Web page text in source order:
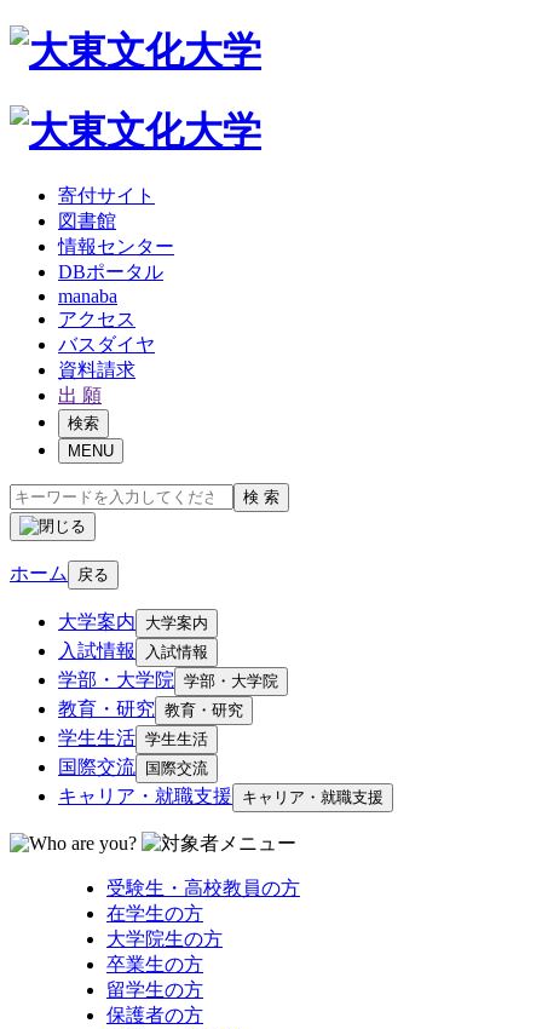
寄付サイト
図書館
情報センター
DBポータル
manaba
アクセス
バスダイヤ
資料請求
出 願
検索
MENU
検 索
ホーム 戻る
大学案内 大学案内
入試情報 入試情報
学部・大学院 学部・大学院
教育・研究 教育・研究
学生生活 学生生活
国際交流 国際交流
キャリア・就職支援 キャリア・就職支援
受験生・高校教員の方
在学生の方
大学院生の方
卒業生の方
留学生の方
保護者の方